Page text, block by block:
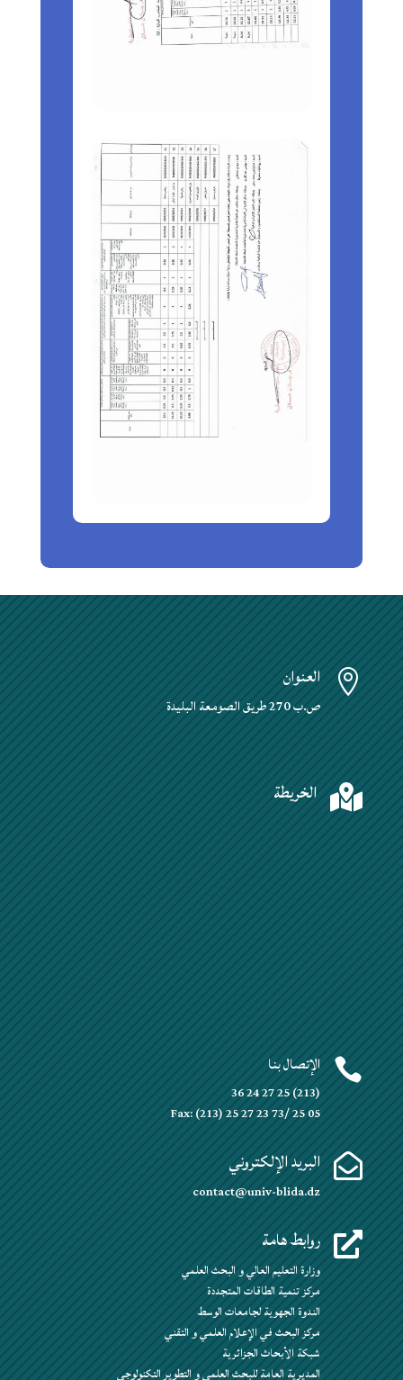
 العنوان
ص.ب 270 طريق الصومعة البليدة
 الخريطة
 الإتصال بنا
(213) 25 27 24 36
Fax: (213) 25 27 23 73/ 25 05
 البريد الإلكتروني
contact@univ-blida.dz
 روابط هامة
وزارة التعليم العالي و البحث العلمي
مركز تنمية الطاقات المتجددة
الندوة الجهوية لجامعات الوسط
مركز البحث في الإعلام العلمي و التقني
شبكة الأبحاث الجزائرية
المديرية العامة للبحث العلمي و التطوير التكنولوجي